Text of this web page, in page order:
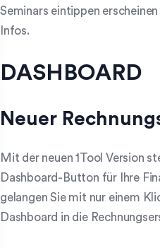
Seminars eintippen
Infos.
DASHBOARD
Neuer
Mit der neuen 1Tool Version
Dashboard-Button für Ihre
gelangen Sie mit nur einem
Dashboard in die